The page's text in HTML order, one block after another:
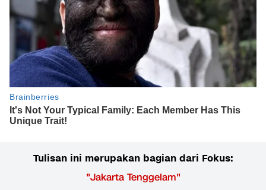
Tulisan ini merupakan bagian dari Fokus:
"Jakarta Tenggelam"